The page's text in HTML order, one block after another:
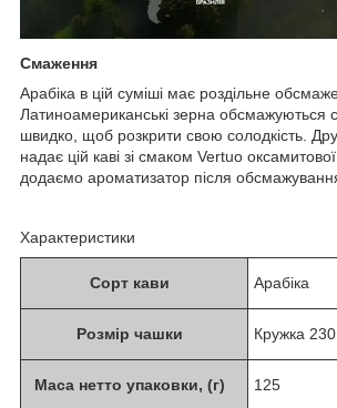
Смаження
Арабіка в цій суміші має роздільне
Латиноамериканські зерна обсмажуються
швидко, щоб розкрити свою солодкість.
надає цій каві зі смаком Vertuo
додаємо ароматизатор після
Характеристики
Сорт кави Арабіка
Розмір чашки Кружка
Маса нетто упаковки, (г) 125